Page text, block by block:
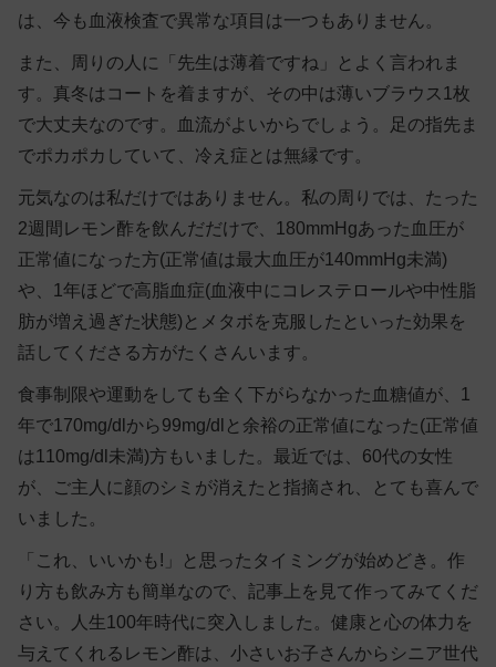
は、今も血液検査で異常な項目は一つもありません。
また、周りの人に「先生は薄着ですね」とよく言われま
す。真冬はコートを着ますが、その中は薄いブラウス1枚
で大丈夫なのです。血流がよいからでしょう。足の指先ま
でポカポカしていて、冷え症とは無縁です。
元気なのは私だけではありません。私の周りでは、たった
2週間レモン酢を飲んだだけで、180mmHgあった血圧が
正常値になった方(正常値は最大血圧が140mmHg未満)
や、1年ほどで高脂血症(血液中にコレステロールや中性脂
肪が増え過ぎた状態)とメタボを克服したといった効果を
話してくださる方がたくさんいます。
食事制限や運動をしても全く下がらなかった血糖値が、1
年で170mg/dlから99mg/dlと余裕の正常値になった(正常値
は110mg/dl未満)方もいました。最近では、60代の女性
が、ご主人に顔のシミが消えたと指摘され、とても喜んで
いました。
「これ、いいかも!」と思ったタイミングが始めどき。作
り方も飲み方も簡単なので、記事上を見て作ってみてくだ
さい。人生100年時代に突入しました。健康と心の体力を
与えてくれるレモン酢は、小さいお子さんからシニア世代